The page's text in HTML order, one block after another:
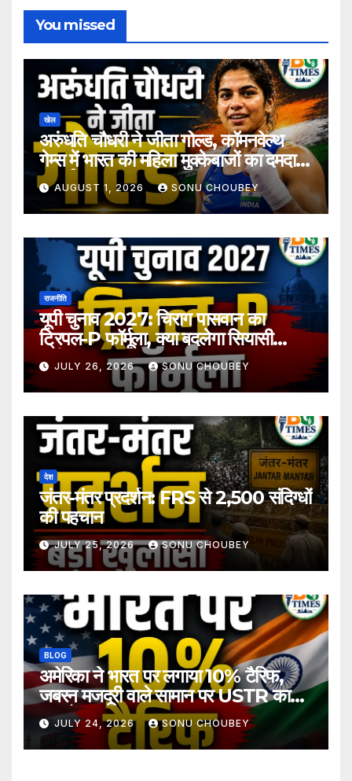
You missed
खेल
अरुंधति चौधरी ने जीता गोल्ड, कॉमनवेल्थ
गेम्स में भारत की महिला मुक्केबाजों का दमदार
प्रदर्शन
AUGUST 1, 2026 SONU CHOUBEY
राजनीति
यूपी चुनाव 2027: चिराग पासवान का
ट्रिपल-P फॉर्मूला, क्या बदलेगा सियासी
समीकरण?
JULY 26, 2026 SONU CHOUBEY
देश
जंतर-मंतर प्रदर्शन: FRS से 2,500 संदिग्धों
की पहचान
JULY 25, 2026 SONU CHOUBEY
BLOG
अमेरिका ने भारत पर लगाया 10% टैरिफ,
जबरन मजदूरी वाले सामान पर USTR का
बड़ा फैसला
JULY 24, 2026 SONU CHOUBEY